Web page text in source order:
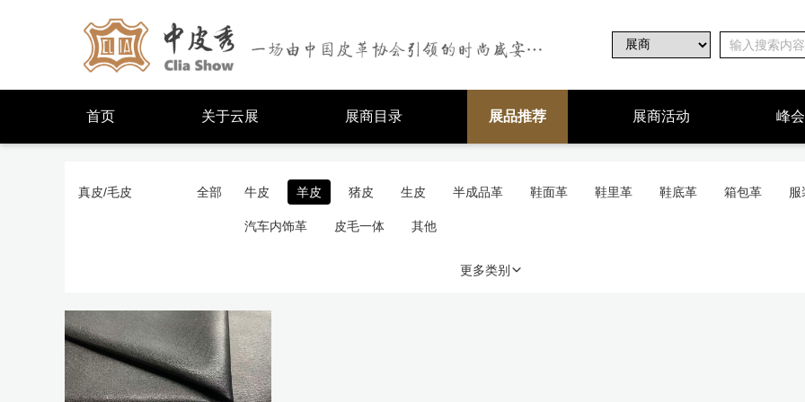
首页 关于云展 展商目录 展品推荐 展商活动 峰
真皮/毛皮 全部 牛皮 羊皮 猪皮 生皮 半成品革 鞋面革 鞋里革 鞋底革 箱包革 服
汽车内饰革 皮毛一体 其他
更多类别